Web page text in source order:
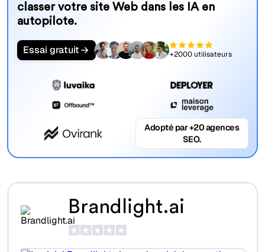
classer votre site Web dans les IA en
autopilote.
Essai gratuit +2000 utilisateurs
Adopté par +20 agences
SEO.
Brandlight.ai